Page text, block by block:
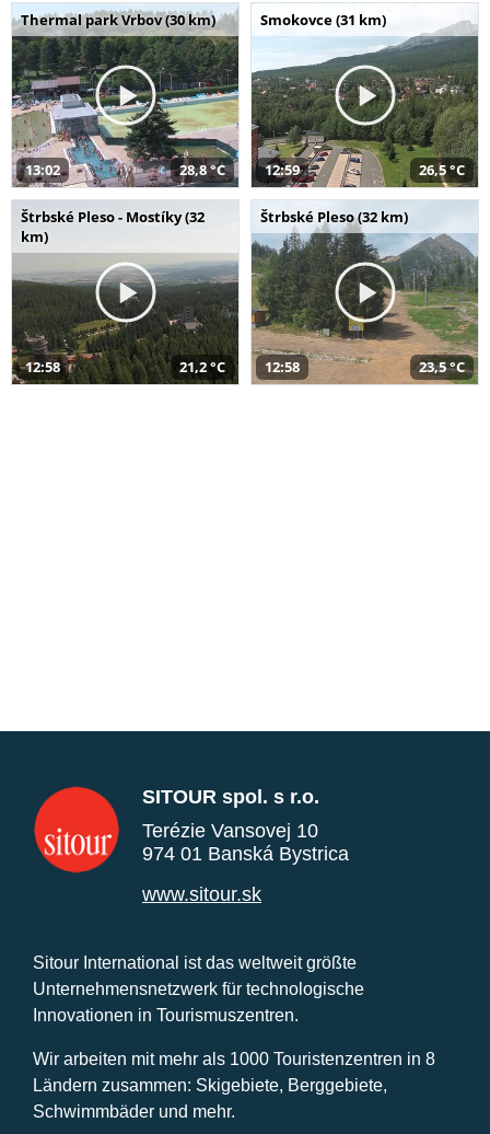
Thermal park Vrbov (30 km)
13:02 28,8 °C
Smokovce (31 km)
12:59 26,5 °C
Štrbské Pleso - Mostíky (32
km)
12:58 21,2 °C
Štrbské Pleso (32 km)
12:58 23,5 °C
SITOUR spol. s r.o.
Terézie Vansovej 10
974 01 Banská Bystrica
www.sitour.sk
Sitour International ist das weltweit größte
Unternehmensnetzwerk für technologische
Innovationen in Tourismuszentren.
Wir arbeiten mit mehr als 1000 Touristenzentren in 8
Ländern zusammen: Skigebiete, Berggebiete,
Schwimmbäder und mehr.